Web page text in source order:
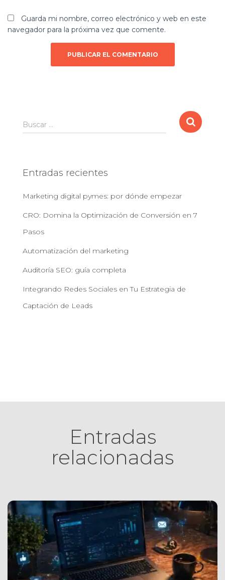
Guarda mi nombre, correo electrónico y web en este
navegador para la próxima vez que comente.
B
u
r
Buscar …
Entradas recientes
Marketing digital pymes: por dónde empezar
CRO: Domina la Optimización de Conversión en 7
Pasos
Automatización del marketing
Auditoría SEO: guía completa
Integrando Redes Sociales en Tu Estrategia de
Captación de Leads
Entradas
relacionadas